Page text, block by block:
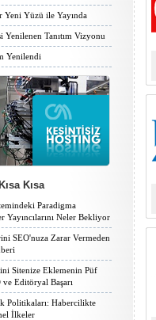
Yeni Yüzü ile Yayında
Yenilenen Tanıtım Vizyonu
Yenilendi
Kısa
Paradigma
Yayıncılarını Neler Bekliyor
SEO'nuza Zarar Vermeden
Sitenize Eklemenin Püf
ve Editöryal Başarı
Politikaları: Habercilikte
İlkeler